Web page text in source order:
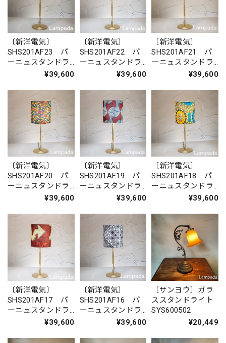
〔新洋電気〕
SHS201AF23 パ
ーニュスタンドラ
イト（金属脚）
¥39,600
〔新洋電気〕
SHS201AF22 パ
ーニュスタンドラ
イト（金属脚）
¥39,600
〔新洋電気〕
SHS201AF21 パ
ーニュスタンドラ
イト（金属脚）
¥39,600
〔新洋電気〕
SHS201AF20 パ
ーニュスタンドラ
イト（金属脚）
¥39,600
〔新洋電気〕
SHS201AF19 パ
ーニュスタンドラ
イト（金属脚）
¥39,600
〔新洋電気〕
SHS201AF18 パ
ーニュスタンドラ
イト（金属脚）
¥39,600
〔新洋電気〕
SHS201AF17 パ
ーニュスタンドラ
イト（金属脚）
¥39,600
〔新洋電気〕
SHS201AF16 パ
ーニュスタンドラ
イト（金属脚）
¥39,600
〔サンヨウ〕ガラ
ススタンドライト
SYS600502
¥20,449